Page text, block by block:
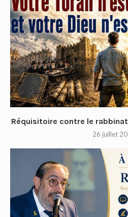
Réquisitoire contre le
26 juillet